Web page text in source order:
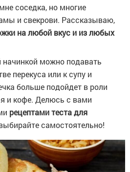
соседка, но многие
и свекрови. Рассказываю,
на любой вкус и из любых
можно подавать
перекуса или к супу и
больше подойдет в роли
и кофе. Делюсь с вами
рецептами теста для
самостоятельно!